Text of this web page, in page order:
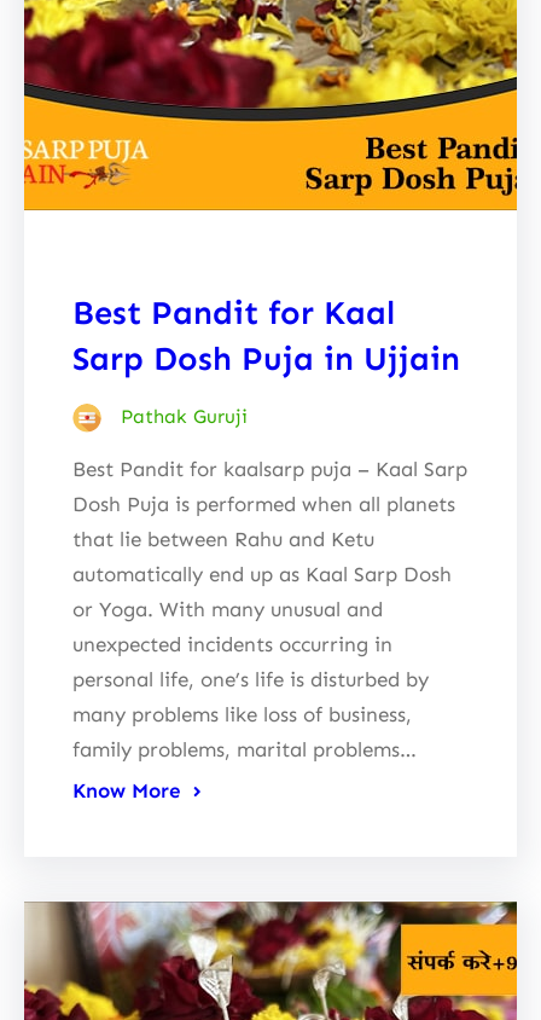
Best Pandit for Kaal
Sarp Dosh Puja in Ujjain
Pathak Guruji
Best Pandit for kaalsarp puja – Kaal Sarp
Dosh Puja is performed when all planets
that lie between Rahu and Ketu
automatically end up as Kaal Sarp Dosh
or Yoga. With many unusual and
unexpected incidents occurring in
personal life, one’s life is disturbed by
many problems like loss of business,
family problems, marital problems…
Know More